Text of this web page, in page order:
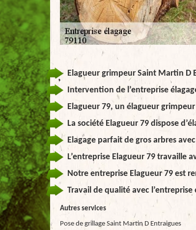
Elagueur grimpeur Saint Martin D
Intervention de l’entreprise
Elagueur 79, un élagueur
La société Elagueur 79 dispose
Elagage parfait de gros arbres
L’entreprise Elagueur 79 travaille
Notre entreprise Elagueur 79 est
Travail de qualité avec
Autres services
Pose de grillage Saint Martin D Entraigues